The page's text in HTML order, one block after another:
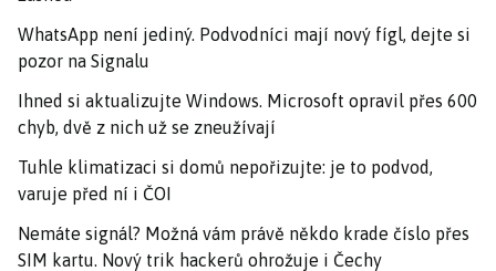
WhatsApp není jediný. Podvodníci mají nový fígl, dejte si
pozor na Signalu
Ihned si aktualizujte Windows. Microsoft opravil přes 600
chyb, dvě z nich už se zneužívají
Tuhle klimatizaci si domů nepořizujte: je to podvod,
varuje před ní i ČOI
Nemáte signál? Možná vám právě někdo krade číslo přes
SIM kartu. Nový trik hackerů ohrožuje i Čechy